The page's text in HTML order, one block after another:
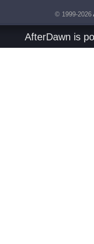
© 1999-2026
AfterDawn is